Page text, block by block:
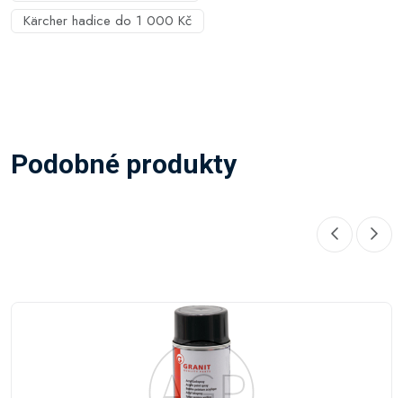
Kärcher hadice do 1 000 Kč
Podobné produkty